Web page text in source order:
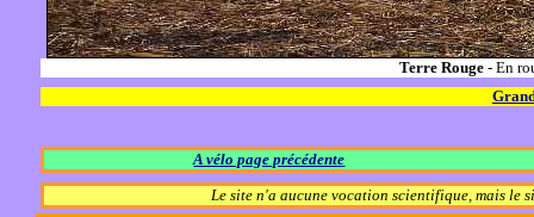
Terre Rouge - En
A vélo page précédente
Le site n'a aucune vocation scientifique, mais le